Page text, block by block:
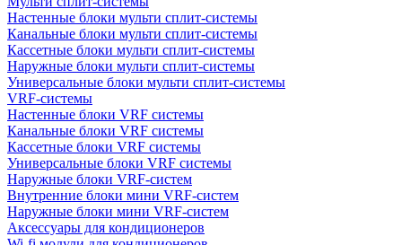
Настенные блоки мульти сплит-системы
Канальные блоки мульти сплит-системы
Кассетные блоки мульти сплит-системы
Наружные блоки мульти сплит-системы
Универсальные блоки мульти сплит-системы
VRF-системы
Настенные блоки VRF системы
Канальные блоки VRF системы
Кассетные блоки VRF системы
Универсальные блоки VRF системы
Наружные блоки VRF-систем
Внутренние блоки мини VRF-систем
Наружные блоки мини VRF-систем
Аксессуары для кондиционеров